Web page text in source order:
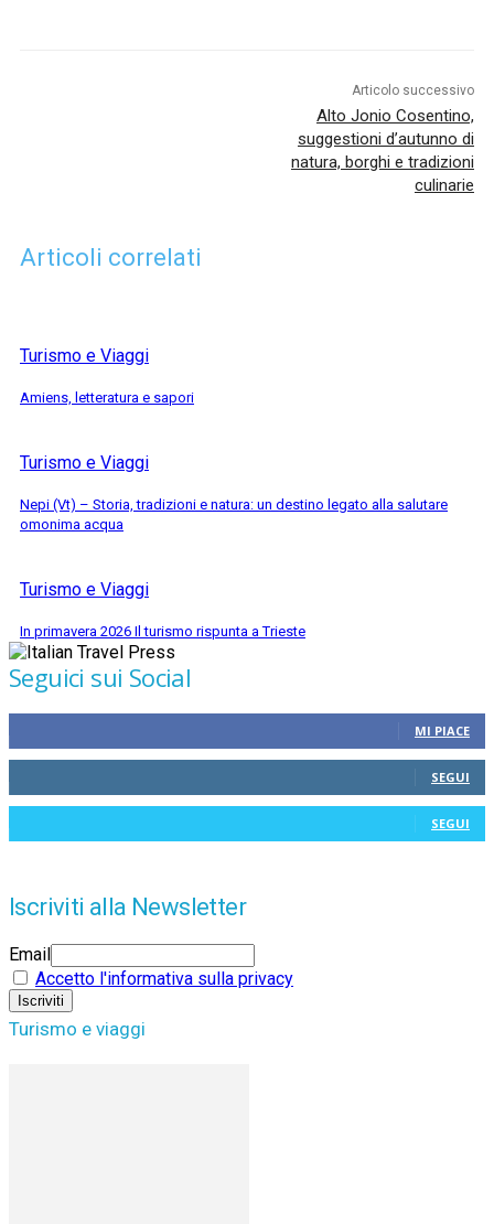
Articolo successivo
Alto Jonio Cosentino,
suggestioni d’autunno di
natura, borghi e tradizioni
culinarie
Articoli correlati
Turismo e Viaggi
Amiens, letteratura e sapori
Turismo e Viaggi
Nepi (Vt) – Storia, tradizioni e natura: un destino legato alla salutare
omonima acqua
Turismo e Viaggi
In primavera 2026 Il turismo rispunta a Trieste
Seguici sui Social
MI PIACE
SEGUI
SEGUI
Iscriviti alla Newsletter
Email
Accetto l'informativa sulla privacy
Turismo e viaggi